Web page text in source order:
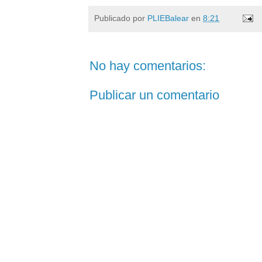
Publicado por PLIEBalear en 8:21
No hay comentarios:
Publicar un comentario